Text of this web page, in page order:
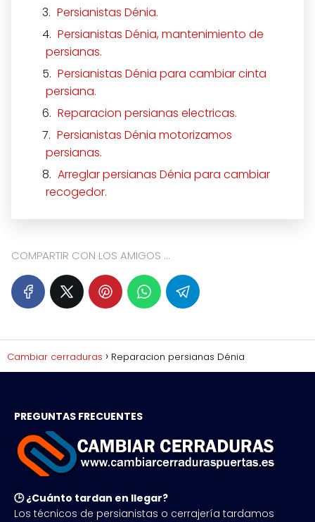
Persianistas Dénia.
Persianistas Dénia, mantenimiento de
persianas.
Persianistas Dénia para cambiar cinta
persiana.
Reparacion persianas electricas.
Persianistas Dénia motorizamos
persianas.
Arreglar persianas Dénia para cambiar
recogedor.
COMPARTIR CON LOS AMIGOS ...
Cambiar cerraduras Reparacion persianas Dénia
PREGUNTAS FRECUENTES
🕒 ¿Cuánto tardan en llegar?
Los técnicos de persianistas o cerrajería tardamos